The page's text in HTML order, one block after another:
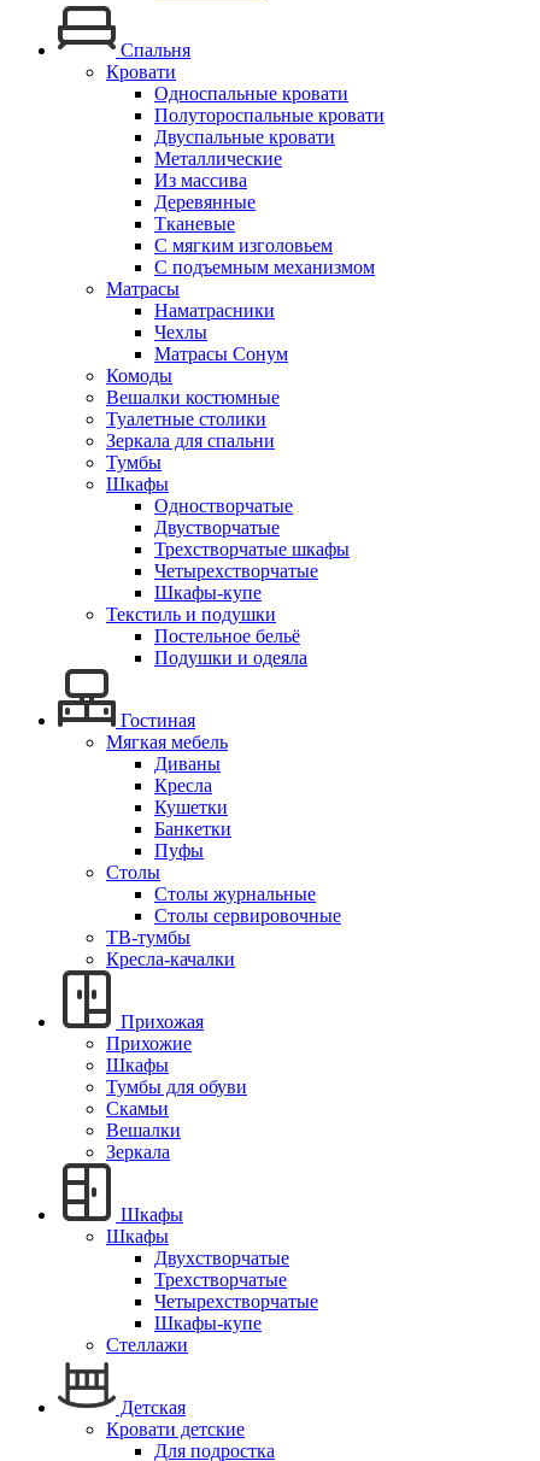
Спальня
Кровати
Односпальные кровати
Полутороспальные кровати
Двуспальные кровати
Металлические
Из массива
Деревянные
Тканевые
С мягким изголовьем
С подъемным механизмом
Матрасы
Наматрасники
Чехлы
Матрасы Сонум
Комоды
Вешалки костюмные
Туалетные столики
Зеркала для спальни
Тумбы
Шкафы
Одностворчатые
Двустворчатые
Трехстворчатые шкафы
Четырехстворчатые
Шкафы-купе
Текстиль и подушки
Постельное бельё
Подушки и одеяла
Гостиная
Мягкая мебель
Диваны
Кресла
Кушетки
Банкетки
Пуфы
Столы
Столы журнальные
Столы сервировочные
ТВ-тумбы
Кресла-качалки
Прихожая
Прихожие
Шкафы
Тумбы для обуви
Скамьи
Вешалки
Зеркала
Шкафы
Шкафы
Двухстворчатые
Трехстворчатые
Четырехстворчатые
Шкафы-купе
Стеллажи
Детская
Кровати детские
Для подростка